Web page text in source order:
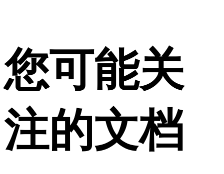
您可能关
注的文档